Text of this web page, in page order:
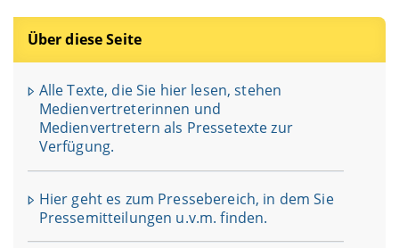
Über diese Seite
Alle Texte, die Sie hier lesen, stehen
Medienvertreterinnen und
Medienvertretern als Pressetexte zur
Verfügung.
Hier geht es zum Pressebereich, in dem Sie
Pressemitteilungen u.v.m. finden.